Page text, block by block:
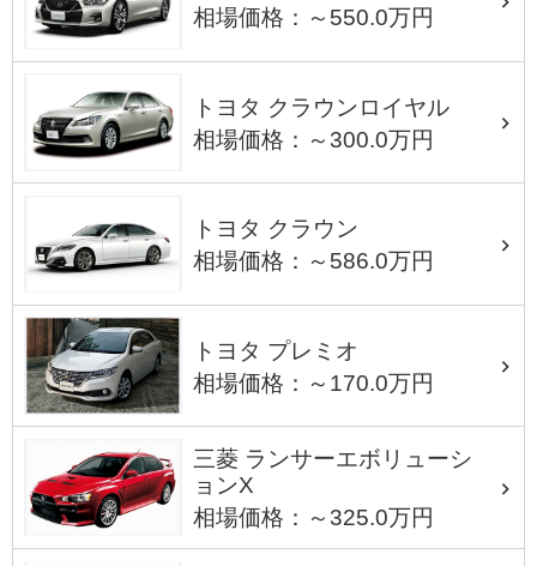
相場価格：～550.0万円
トヨタ クラウンロイヤル
相場価格：～300.0万円
トヨタ クラウン
相場価格：～586.0万円
トヨタ プレミオ
相場価格：～170.0万円
三菱 ランサーエボリューシ
ョンX
相場価格：～325.0万円